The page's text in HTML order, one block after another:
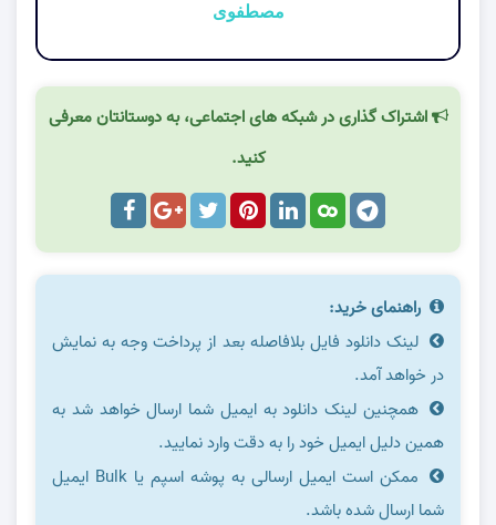
مصطفوی
اشتراک گذاری در شبکه های اجتماعی، به دوستانتان معرفی
کنید.
راهنمای خرید:
لینک دانلود فایل بلافاصله بعد از پرداخت وجه به نمایش
در خواهد آمد.
همچنین لینک دانلود به ایمیل شما ارسال خواهد شد به
همین دلیل ایمیل خود را به دقت وارد نمایید.
ممکن است ایمیل ارسالی به پوشه اسپم یا Bulk ایمیل
شما ارسال شده باشد.